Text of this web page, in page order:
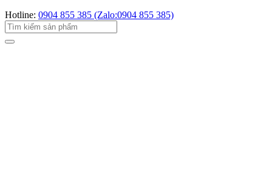
Hotline: 0904 855 385 (Zalo:0904 855 385)